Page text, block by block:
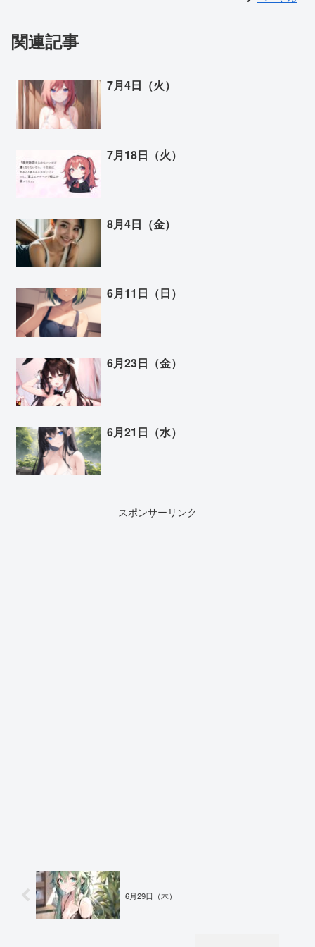
関連記事
7月4日（火）
7月18日（火）
8月4日（金）
6月11日（日）
6月23日（金）
6月21日（水）
スポンサーリンク
6月29日（木）